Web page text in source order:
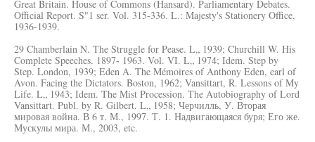
Great Britain. House of Commons (Hansard). Parliamentary Debates.
Official Report. S"1 ser. Vol. 315-336. L.: Majesty's Stationery Office,
1936-1939.
29 Chamberlain N. The Struggle for Pease. L„ 1939; Churchill W. His
Complete Speeches. 1897- 1963. Vol. VI. L„ 1974; Idem. Step by
Step. London, 1939; Eden A. The Mémoires of Anthony Eden, earl of
Avon. Facing the Dictators. Boston, 1962; Vansittart, R. Lessons of My
Life. L„ 1943; Idem. The Mist Procession. The Autobiography of Lord
Vansittart. Publ. by R. Gilbert. L„ 1958; Черчилль, У. Вторая
мировая война. В 6 т. М., 1997. Т. 1. Надвигающаяся буря; Его же.
Мускулы мира. М., 2003, etc.